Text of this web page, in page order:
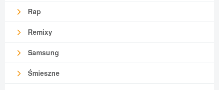
Rap
Remixy
Samsung
Śmieszne